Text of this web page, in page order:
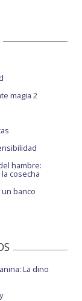
magia 2
hambre:
cosecha
banco
La dino